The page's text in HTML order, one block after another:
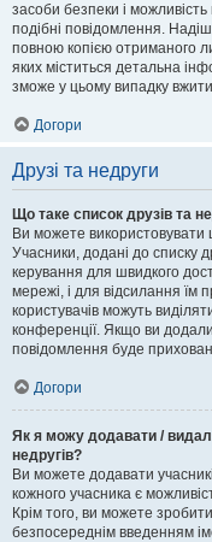
засоби безпеки і
подібні повідомлення.
повною копією отриманого
яких міститься детальна
зможе у цьому випадку
Догори
Друзі та недруги
Що таке список друзів та
Ви можете використовувати
Учасники, додані до списку
керування для швидкого
мережі, і для відсилання їм
користувачів можуть
конференції. Якщо ви додали
повідомлення буде
Догори
Як я можу додавати /
недругів?
Ви можете додавати
кожного учасника є
Крім того, ви можете
безпосереднім введенням